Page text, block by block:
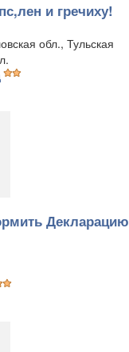
и гречиху!
обл., Тульская
Декларацию